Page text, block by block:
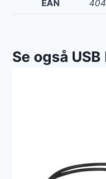
EAN
Se også